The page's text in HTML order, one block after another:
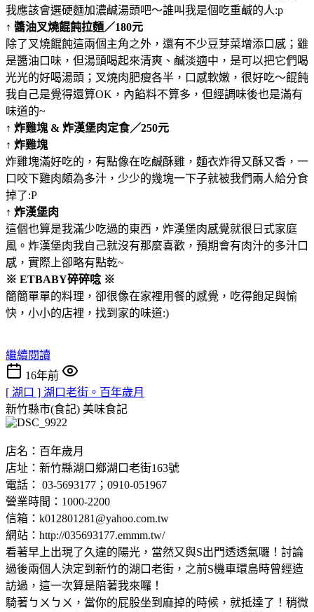
我應該會選硬麵加濃鹹湯頭吧～誰叫我是個吃重鹹的人:p
↑ 醬油叉燒餛飩拉麵／180元
除了叉燒餛飩這兩個主角之外，還有不少豆芽菜增添口感；雖
是醬油口味，但湯頭喝起來清爽、鹹淡適中，是可以把它們喝
光光的好喝湯頭；叉燒肉肥瘦各半，口感軟嫩，很好吃～餛飩
我自己是覺得還算OK，內餡料不算多，但經調味後也是滿有
味道的~
↑ 炸雞塊 & 炸漢堡肉定食／250元
↑ 炸雞塊
炸雞塊滿好吃的，有點像在吃鹹酥雞，麵衣炸得又酥又香，一
口咬下雞肉頗為多汁，少少的幾塊一下子就被我們兩人給分食
掉了:P
↑ 炸漢堡肉
這個也算是我滿少吃過的東西，炸漢堡肉感覺就很日式家庭
風。炸漢堡肉我自己就沒有那麼喜歡，預期會有肉汁的多汁口
感，實際上卻略有點乾~
※ ETBABY碎碎唸 ※
簡簡單單的料理，卻很像在家裡用餐的感覺，吃得飽足與愉
快，小小的店裡，找到家的味道:)
繼續閱讀
16年前
[ 湖口 ] 湖口老街。百年歲月
新竹縣市(食記) 美味食記
店名：百年歲月
店址：新竹縣湖口鄉湖口老街163號
電話： 03-5693177；0910-051967
營業時間：1000-2200
信箱：k012801281@yahoo.com.tw
網站：http://035693177.emmm.tw/
看著早上出現了久違的陽光，當然又與S出門透透氣囉！討論
過後兩個人決定到新竹的湖口老街，之前S機車環島時曾經造
訪過，這一次算是陪著我來囉！
騎著ㄅㄨㄅㄨ，當你的屁股坐到麻掉的時候，就抵達了！稍微